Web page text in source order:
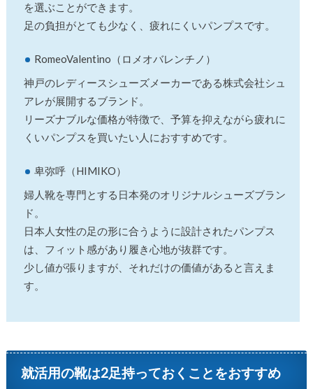
を選ぶことができます。
足の負担がとても少なく、疲れにくいパンプスです。
RomeoValentino（ロメオバレンチノ）
神戸のレディースシューズメーカーである株式会社シュ
アレが展開するブランド。
リーズナブルな価格が特徴で、予算を抑えながら疲れに
くいパンプスを買いたい人におすすめです。
卑弥呼（HIMIKO）
婦人靴を専門とする日本発のオリジナルシューズブラン
ド。
日本人女性の足の形に合うように設計されたパンプス
は、フィット感があり履き心地が抜群です。
少し値が張りますが、それだけの価値があると言えま
す。
就活用の靴は2足持っておくことをおすすめ